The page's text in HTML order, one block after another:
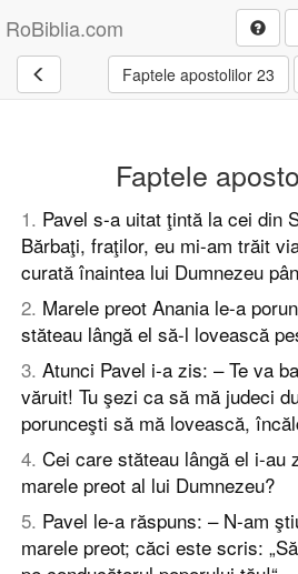
RoBiblia.com
Faptele apostolilor 23
Faptele
1. Pavel s-a uitat ţintă la cei din
Bărbaţi, fraţilor, eu mi-am trăit
curată înaintea lui Dumnezeu
2. Marele preot Anania le-a
stăteau lângă el să-l lovească
3. Atunci Pavel i-a zis: – Te va
văruit! Tu şezi ca să mă judeci
porunceşti să mă lovească,
4. Cei care stăteau lângă el i-au
marele preot al lui Dumnezeu?
5. Pavel le-a răspuns: – N-am
marele preot; căci este scris: